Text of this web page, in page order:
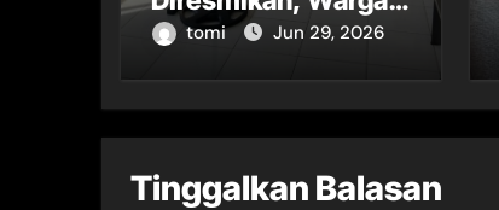
Sambut Antusias
tomi Jun 29, 2026
Tinggalkan Balasan